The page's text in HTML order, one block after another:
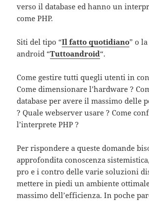
verso il database ed hanno un
come PHP.
Siti del tipo “Il fatto quotidiano” o
android “Tuttoandroid“.
Come gestire tutti quegli utenti in
Come dimensionare l’hardware ?
database per avere il massimo delle
? Quale webserver usare ? Come
l’interprete PHP ?
Per rispondere a queste domande
approfondita conoscenza
pro e i contro delle varie soluzioni
mettere in piedi un ambiente
massimo dell’efficienza. In poche